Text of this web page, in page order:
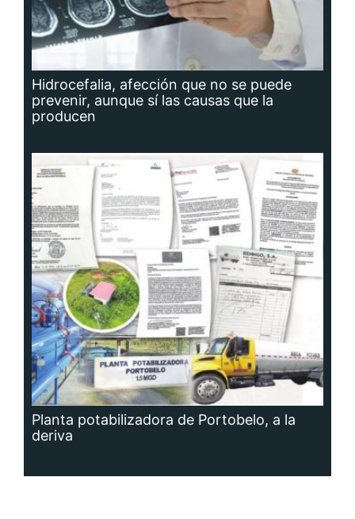
Hidrocefalia, afección que no se puede
prevenir, aunque sí las causas que la
producen
Planta potabilizadora de Portobelo, a la
deriva